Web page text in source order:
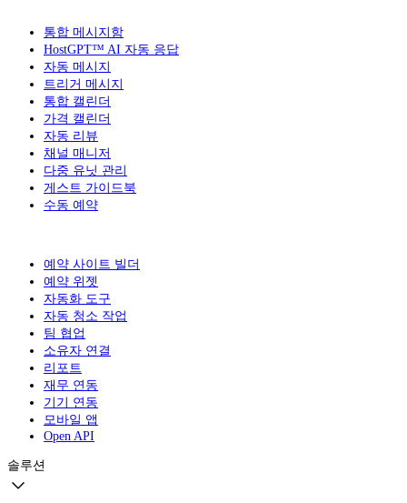
통합 메시지함
HostGPT™ AI 자동 응답
자동 메시지
트리거 메시지
통합 캘린더
가격 캘린더
자동 리뷰
채널 매니저
다중 유닛 관리
게스트 가이드북
수동 예약
예약 사이트 빌더
예약 위젯
자동화 도구
자동 청소 작업
팀 협업
소유자 연결
리포트
재무 연동
기기 연동
모바일 앱
Open API
솔루션